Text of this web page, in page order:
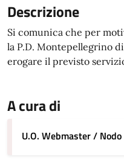
Descrizione
Si comunica che per
la P.D. Montepellegrino
erogare il previsto
A cura di
U.O. Webmaster / Nodo